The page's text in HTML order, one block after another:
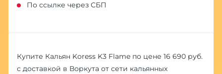
По ссылке через СБП
Купите Кальян Koress K3 Flame по цене 16 690 руб.
с доставкой в Воркута от сети кальянных